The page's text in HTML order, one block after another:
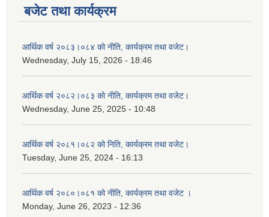
बजेट तथा कार्यक्रम
आर्थिक वर्ष २०८३।०८४ को नीति, कार्यक्रम तथा वजेट।
Wednesday, July 15, 2026 - 18:46
आर्थिक वर्ष २०८२।०८३ को नीति, कार्यक्रम तथा वजेट।
Wednesday, June 25, 2025 - 10:48
आर्थिक वर्ष २०८१।०८२ को निति, कार्यक्रम तथा वजेट।
Tuesday, June 25, 2024 - 16:13
आर्थिक वर्ष २०८०।०८१ को नीति, कार्यक्रम तथा वजेट ।
Monday, June 26, 2023 - 12:36